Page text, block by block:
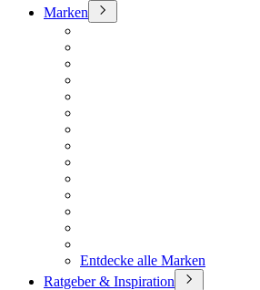
Marken
Entdecke alle Marken
Ratgeber & Inspiration